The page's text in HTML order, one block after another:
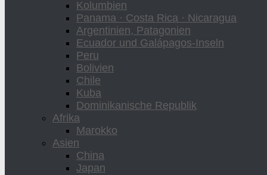
Kolumbien
Panama · Costa Rica · Nicaragua
Argentinien, Patagonien
Ecuador und Galápagos-Inseln
Peru
Bolivien
Chile
Kuba
Dominikanische Republik
Afrika
Marokko
Asien
China
Japan